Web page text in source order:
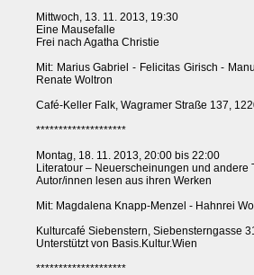
Mittwoch, 13. 11. 2013, 19:30
Eine Mausefalle
Frei nach Agatha Christie
Mit: Marius Gabriel - Felicitas Girisch -
Renate Woltron
Café-Keller Falk, Wagramer Straße 137,
********************
Montag, 18. 11. 2013, 20:00 bis 22:00
Literatour – Neuerscheinungen und andere
Autor/innen lesen aus ihren Werken
Mit: Magdalena Knapp-Menzel - Hahnrei
Kulturcafé Siebenstern, Siebensterngasse
Unterstützt von Basis.Kultur.Wien
********************